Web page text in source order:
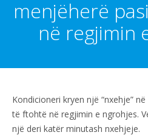
menjëherë
në regjimin
Kondicioneri kryen një “nxehje”
të ftohtë në regjimin e ngrohjes.
një deri katër minutash nxehjeje.